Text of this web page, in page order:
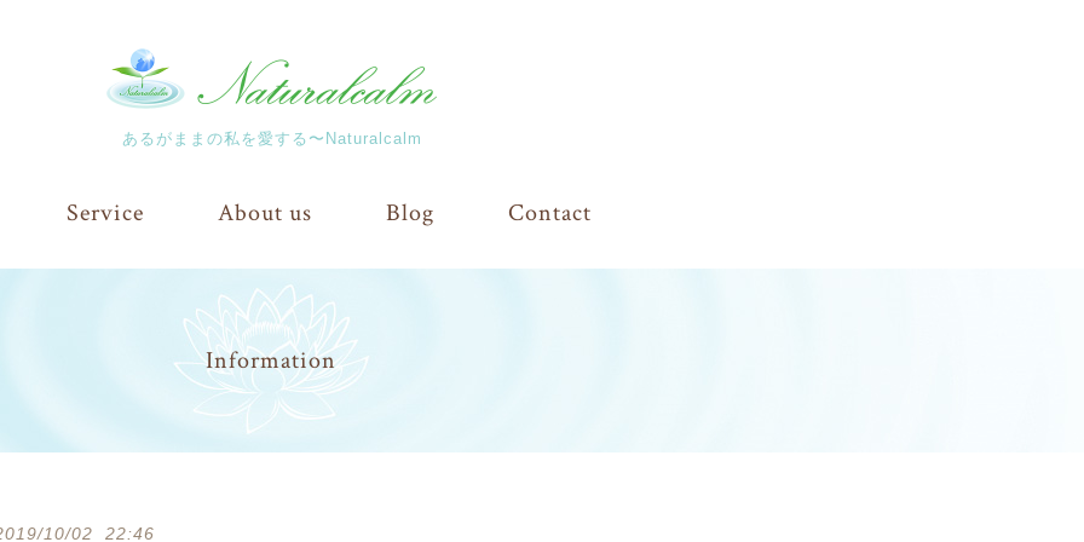
あるがままの私を愛する〜Naturalcalm
Service About us Blog Contact
Information
10/02 22:46